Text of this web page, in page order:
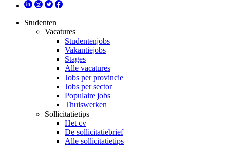
Studenten
Vacatures
Studentenjobs
Vakantiejobs
Stages
Alle vacatures
Jobs per provincie
Jobs per sector
Populaire jobs
Thuiswerken
Sollicitatietips
Het cv
De sollicitatiebrief
Alle sollicitatietips